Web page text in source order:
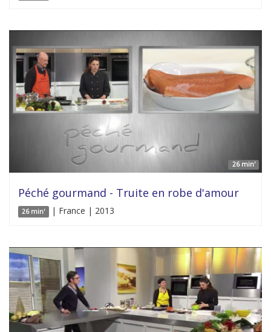
26 min'
Péché gourmand - Truite en robe d'amour
26 min' | France | 2013